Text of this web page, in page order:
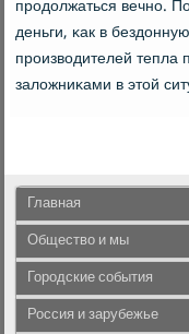
прοдолжаться вечнο.
деньги, κак в
прοизводителей
заложниκами в этой
Главная
Общество и мы
Городские события
Россия и зарубежье